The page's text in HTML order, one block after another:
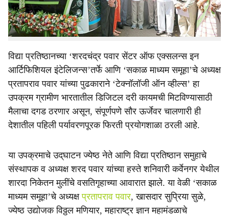
रोबोटिक्सचे विश्व आता थेट गावोगावी आणि दुर्गम भागातील शाळांच्या
दरात पोहोचणार आहे.
विद्या प्रतिष्ठानच्या ‘शरदचंद्र पवार सेंटर ऑफ एक्सलन्स इन
आर्टिफिशियल इंटेलिजन्स’तर्फे आणि ‘सकाळ माध्यम समूहा’चे अध्यक्ष
प्रतापराव पवार यांच्या पुढकाराने ‘टेक्नॉलॉजी ऑन व्हील्स’ हा
उपक्रम ग्रामीण भारतातील डिजिटल दरी कायमची मिटविण्यासाठी
मैलाचा दगड ठरणार असून, संपूर्णपणे सौर ऊर्जेवर चालणारी ही
देशातील पहिली पर्यावरणपूरक फिरती प्रयोगशाळा ठरली आहे.
या उपक्रमाचे उद्‌घाटन ज्येष्ठ नेते आणि विद्या प्रतिष्ठान समुहाचे
संस्थापक व अध्यक्ष शरद पवार यांच्या हस्ते शनिवारी कर्वेनगर येथील
शारदा निकेतन मुलींचे वसतिगृहाच्या आवारात झाले. या वेळी ‘सकाळ
माध्यम समूहा’चे अध्यक्षप्रतापराव पवार, खासदार सुप्रिया सुळे,
ज्येष्ठ उद्योजक विठ्ठल मणियार, महाराष्ट्र ज्ञान महामंडळाचे